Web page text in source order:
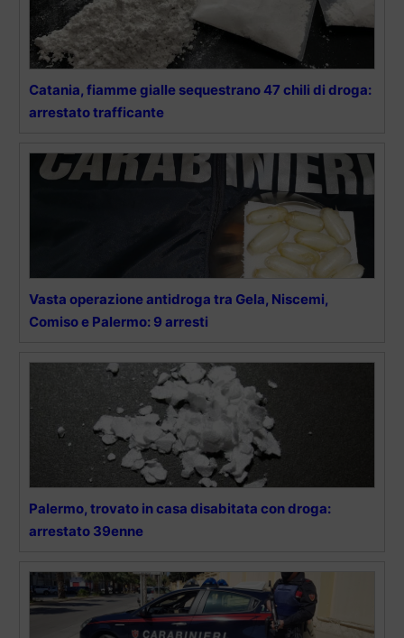
Catania, fiamme gialle sequestrano 47 chili di droga:
arrestato trafficante
Vasta operazione antidroga tra Gela, Niscemi,
Comiso e Palermo: 9 arresti
Palermo, trovato in casa disabitata con droga:
arrestato 39enne